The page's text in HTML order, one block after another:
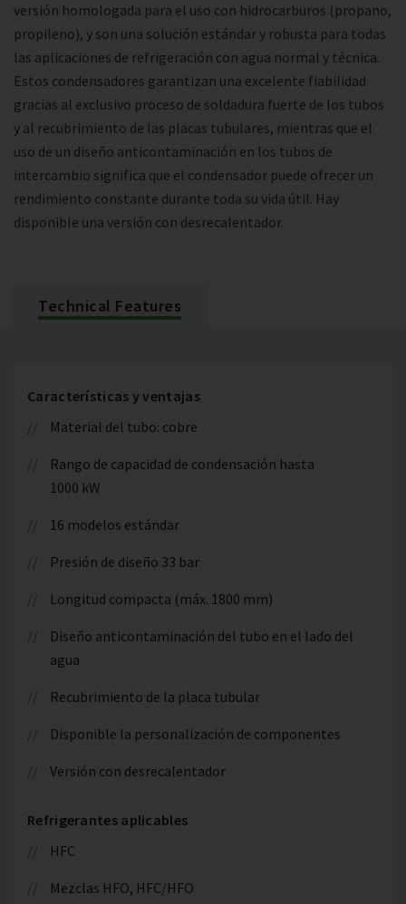
versión homologada para el uso con hidrocarburos (propano,
propileno), y son una solución estándar y robusta para todas
las aplicaciones de refrigeración con agua normal y técnica.
Estos condensadores garantizan una excelente fiabilidad
gracias al exclusivo proceso de soldadura fuerte de los tubos
y al recubrimiento de las placas tubulares, mientras que el
uso de un diseño anticontaminación en los tubos de
intercambio significa que el condensador puede ofrecer un
rendimiento constante durante toda su vida útil. Hay
disponible una versión con desrecalentador.
Technical Features
Características y ventajas
Material del tubo: cobre
Rango de capacidad de condensación hasta
1000 kW
16 modelos estándar
Presión de diseño 33 bar
Longitud compacta (máx. 1800 mm)
Diseño anticontaminación del tubo en el lado del
agua
Recubrimiento de la placa tubular
Disponible la personalización de componentes
Versión con desrecalentador
Refrigerantes aplicables
HFC
Mezclas HFO, HFC/HFO